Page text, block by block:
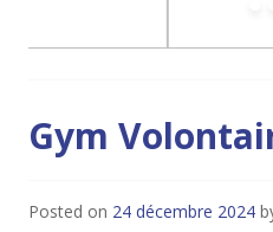
Gym
Posted on 24 décembre 2024